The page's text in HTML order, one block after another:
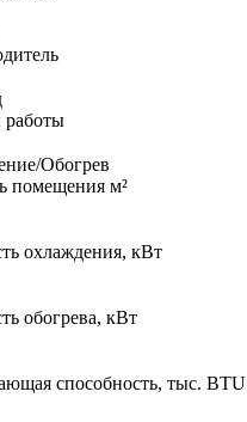
Обогрев
помещения м²
охлаждения, кВт
обогрева, кВт
способность, тыс. BTU